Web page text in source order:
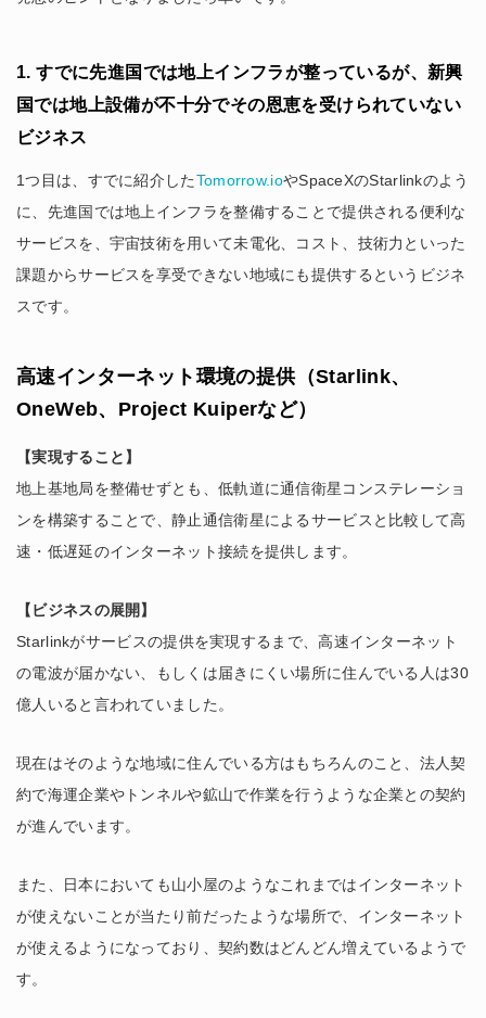
1. すでに先進国では地上インフラが整っているが、新興
国では地上設備が不十分でその恩恵を受けられていない
ビジネス
1つ目は、すでに紹介したTomorrow.ioやSpaceXのStarlinkのよう
に、先進国では地上インフラを整備することで提供される便利な
サービスを、宇宙技術を用いて未電化、コスト、技術力といった
課題からサービスを享受できない地域にも提供するというビジネ
スです。
高速インターネット環境の提供（Starlink、
OneWeb、Project Kuiperなど）
【実現すること】
地上基地局を整備せずとも、低軌道に通信衛星コンステレーショ
ンを構築することで、静止通信衛星によるサービスと比較して高
速・低遅延のインターネット接続を提供します。
【ビジネスの展開】
Starlinkがサービスの提供を実現するまで、高速インターネット
の電波が届かない、もしくは届きにくい場所に住んでいる人は30
億人いると言われていました。
現在はそのような地域に住んでいる方はもちろんのこと、法人契
約で海運企業やトンネルや鉱山で作業を行うような企業との契約
が進んでいます。
また、日本においても山小屋のようなこれまではインターネット
が使えないことが当たり前だったような場所で、インターネット
が使えるようになっており、契約数はどんどん増えているようで
す。